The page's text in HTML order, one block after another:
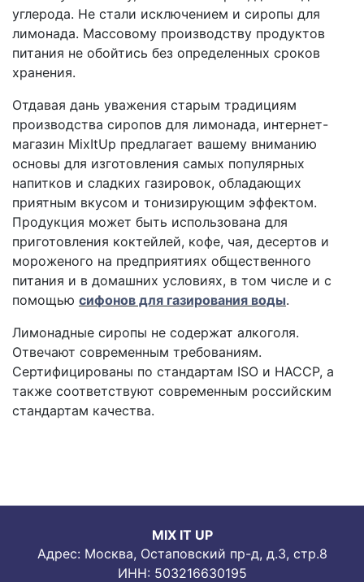
углерода. Не стали исключением и сиропы для
лимонада. Массовому производству продуктов
питания не обойтись без определенных сроков
хранения.
Отдавая дань уважения старым традициям
производства сиропов для лимонада, интернет-
магазин MixItUp предлагает вашему вниманию
основы для изготовления самых популярных
напитков и сладких газировок, обладающих
приятным вкусом и тонизирующим эффектом.
Продукция может быть использована для
приготовления коктейлей, кофе, чая, десертов и
мороженого на предприятиях общественного
питания и в домашних условиях, в том числе и с
помощью сифонов для газирования воды.
Лимонадные сиропы не содержат алкоголя.
Отвечают современным требованиям.
Сертифицированы по стандартам ISO и HACCP, а
также соответствуют современным российским
стандартам качества.
MIX IT UP
Адрес: Москва, Остаповский пр-д, д.3, стр.8
ИНН: 503216630195